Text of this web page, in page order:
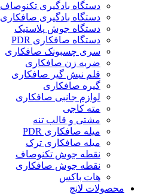
دستگاه بادگیری تکنوصاف
دستگاه بادگیری صافکاری
دستگاه جوش پلاستیک
دستگاه صافکاری PDR
سری چسبونک صافکاری
ضربه زن صافکاری
قلم نیش گیر صافکاری
گیره صافکاری
لوازم جانبی صافکاری
مته کاجی
مشتی و قالب تنه
میله صافکاری PDR
میله صافکاری ترک
نقطه جوش تکنوصاف
نقطه جوش صافکاری
هات باکس
محصولات لانچ